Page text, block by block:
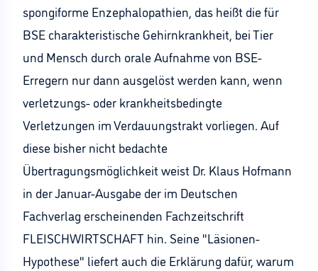
spongiforme Enzephalopathien, das heißt die für
BSE charakteristische Gehirnkrankheit, bei Tier
und Mensch durch orale Aufnahme von BSE-
Erregern nur dann ausgelöst werden kann, wenn
verletzungs- oder krankheitsbedingte
Verletzungen im Verdauungstrakt vorliegen. Auf
diese bisher nicht bedachte
Übertragungsmöglichkeit weist Dr. Klaus Hofmann
in der Januar-Ausgabe der im Deutschen
Fachverlag erscheinenden Fachzeitschrift
FLEISCHWIRTSCHAFT hin. Seine "Läsionen-
Hypothese" liefert auch die Erklärung dafür, warum